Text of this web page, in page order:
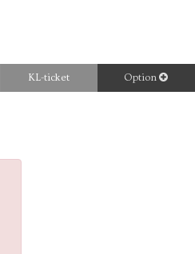
KL-ticket Option